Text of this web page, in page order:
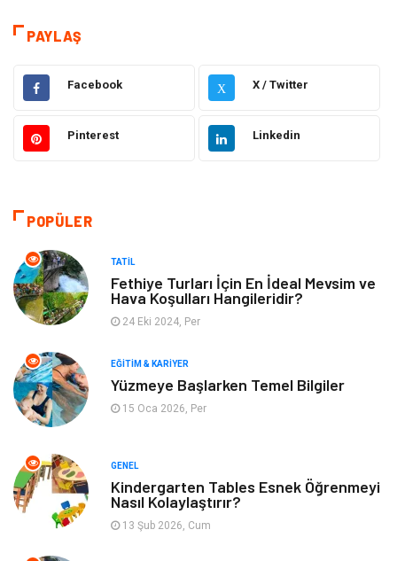
Eğitim & Kariyer
Hukuk Moda
Gündem Elektronik
Dekorasyon
Tatil
Alışveriş Gençlik & Eğlence
Metal Evlilik Rehberi
Yeme & İçme Anne & Çocuk
Ev İşleri Gayrimenkul
PAYLAŞ
Facebook X X / Twitter
Pinterest Linkedin
POPÜLER
TATIL
Fethiye Turları İçin En İdeal Mevsim ve
Hava Koşulları Hangileridir?
24 Eki 2024, Per
EĞITIM & KARIYER
Yüzmeye Başlarken Temel Bilgiler
15 Oca 2026, Per
GENEL
Kindergarten Tables Esnek Öğrenmeyi
Nasıl Kolaylaştırır?
13 Şub 2026, Cum